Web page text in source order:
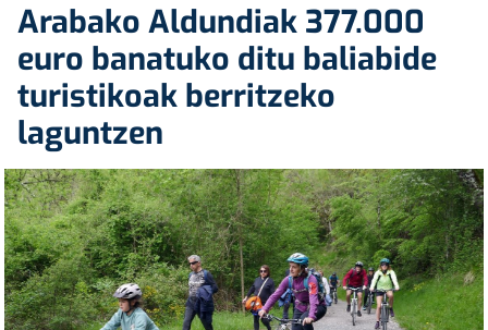
Arabako Aldundiak 377.000
euro banatuko ditu baliabide
turistikoak berritzeko
laguntzen